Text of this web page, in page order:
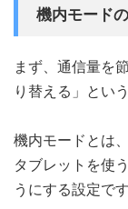
機内モード
まず、通信量を
り替える」とい
機内モードとは
タブレットを使
うにする設定です